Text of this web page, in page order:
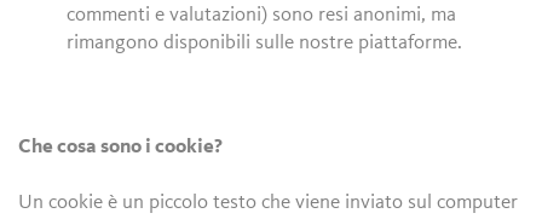
commenti e valutazioni) sono resi anonimi, ma
rimangono disponibili sulle nostre piattaforme.
Che cosa sono i cookie?
Un cookie è un piccolo testo che viene inviato sul computer